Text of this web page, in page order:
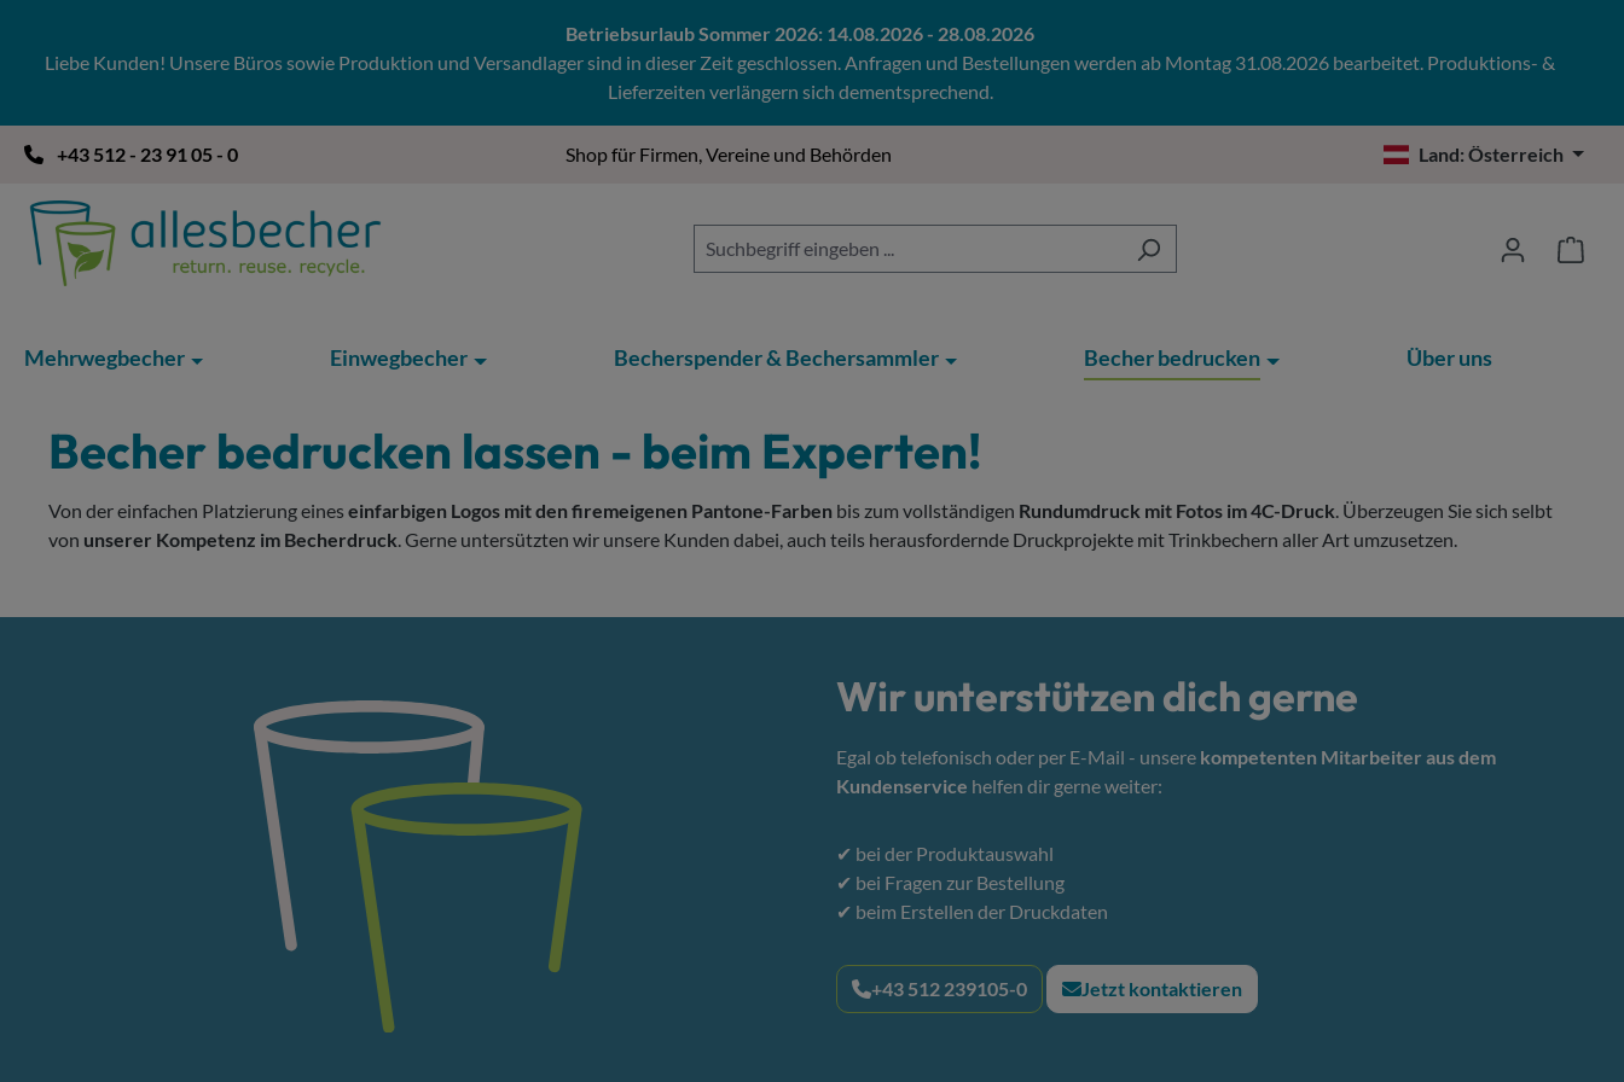
Betriebsurlaub Sommer 2026: 14.08.2026 - 28.08.2026
Liebe Kunden! Unsere Büros sowie Produktion und Versandlager sind in dieser Zeit geschlossen. Anfragen und Bestellungen werden ab Montag 31.08.2026 bearbeitet. Produktions- &
Lieferzeiten verlängern sich dementsprechend.
+43 512 - 23 91 05 - 0 Shop für Firmen, Vereine und Behörden Land:Österreich
Mehrwegbecher Einwegbecher Becherspender & Bechersammler Becher bedrucken Über uns
Becher bedrucken lassen - beim Experten!
Von der einfachen Platzierung eines einfarbigen Logos mit den firemeigenen Pantone-Farben bis zum vollständigen Rundumdruck mit Fotos im 4C-Druck. Überzeugen Sie sich selbt
von unserer Kompetenz im Becherdruck. Gerne untersützten wir unsere Kunden dabei, auch teils herausfordernde Druckprojekte mit Trinkbechern aller Art umzusetzen.
Wir unterstützen dich gerne
Egal ob telefonisch oder per E-Mail - unsere kompetenten Mitarbeiter aus dem
Kundenservice helfen dir gerne weiter:
✔ bei der Produktauswahl
✔ bei Fragen zur Bestellung
✔ beim Erstellen der Druckdaten
+43 512 239105-0 Jetzt kontaktieren